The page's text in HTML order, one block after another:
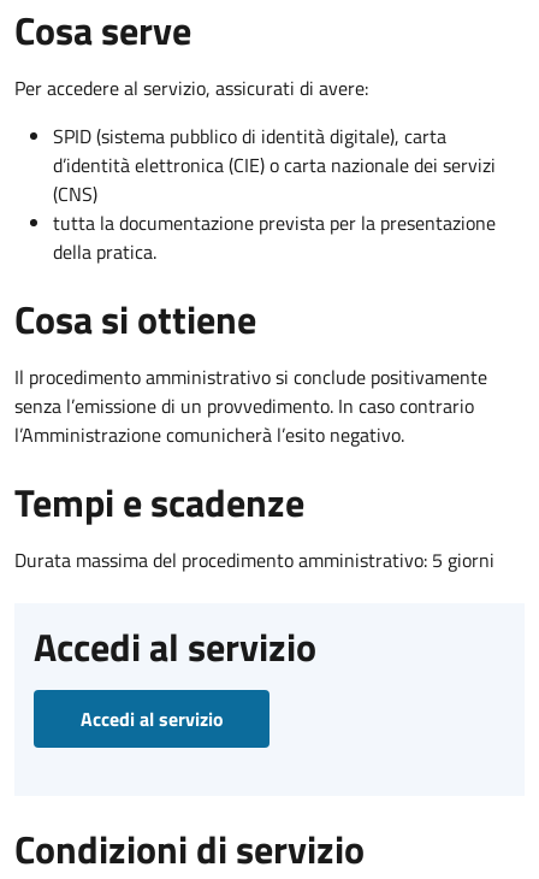
Cosa serve
Per accedere al servizio, assicurati di avere:
SPID (sistema pubblico di identità digitale), carta
d’identità elettronica (CIE) o carta nazionale dei servizi
(CNS)
tutta la documentazione prevista per la presentazione
della pratica.
Cosa si ottiene
Il procedimento amministrativo si conclude positivamente
senza l’emissione di un provvedimento. In caso contrario
l’Amministrazione comunicherà l’esito negativo.
Tempi e scadenze
Durata massima del procedimento amministrativo: 5 giorni
Accedi al servizio
Accedi al servizio
Condizioni di servizio